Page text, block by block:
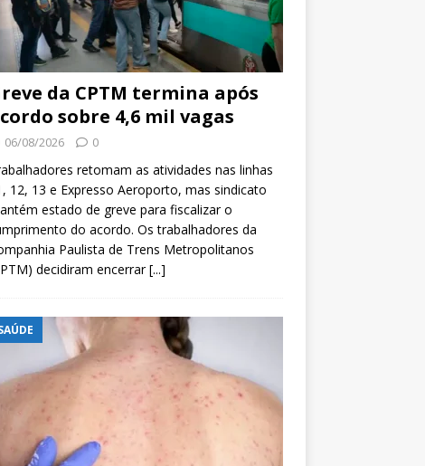
da CPTM termina após
sobre 4,6 mil vagas
06/08/2026 0
retomam as atividades nas linhas
12, 13 e Expresso Aeroporto, mas sindicato
estado de greve para fiscalizar o
do acordo. Os trabalhadores da
Paulista de Trens Metropolitanos
decidiram encerrar[...]